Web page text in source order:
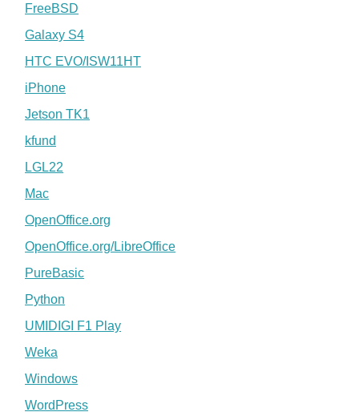
FreeBSD
Galaxy S4
HTC EVO/ISW11HT
iPhone
Jetson TK1
kfund
LGL22
Mac
OpenOffice.org
OpenOffice.org/LibreOffice
PureBasic
Python
UMIDIGI F1 Play
Weka
Windows
WordPress